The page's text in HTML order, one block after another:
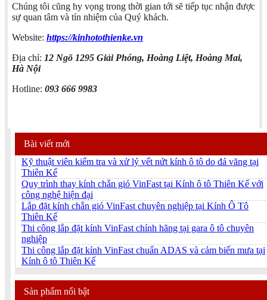
Chúng tôi cũng hy vọng trong thời gian tới sẽ tiếp tục nhận được
sự quan tâm và tín nhiệm của Quý khách.
Website: https://kinhotothienke.vn
Địa chỉ: 12 Ngõ 1295 Giải Phóng, Hoàng Liệt, Hoàng Mai,
Hà Nội
Hotline: 093 666 9983
Bài viết mới
Kỹ thuật viên kiểm tra và xử lý vết nứt kính ô tô do đá văng tại
Thiên Kế
Quy trình thay kính chắn gió VinFast tại Kính ô tô Thiên Kế với
công nghệ hiện đại
Lắp đặt kính chắn gió VinFast chuyên nghiệp tại Kính Ô Tô
Thiên Kế
Thi công lắp đặt kính VinFast chính hãng tại gara ô tô chuyên
nghiệp
Thi công lắp đặt kính VinFast chuẩn ADAS và cảm biến mưa tại
Kính ô tô Thiên Kế
Sản phẩm nổi bật